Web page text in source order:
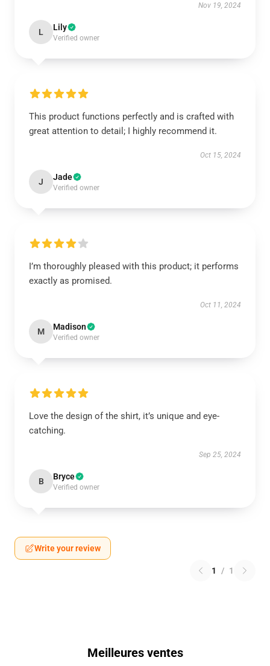
Nov 19, 2024
L Lily
Verified owner
This product functions perfectly and is crafted with
great attention to detail; I highly recommend it.
Oct 15, 2024
J Jade
Verified owner
I’m thoroughly pleased with this product; it performs
exactly as promised.
Oct 11, 2024
M Madison
Verified owner
Love the design of the shirt, it’s unique and eye-
catching.
Sep 25, 2024
B Bryce
Verified owner
Write your review
1 / 1
Meilleures ventes